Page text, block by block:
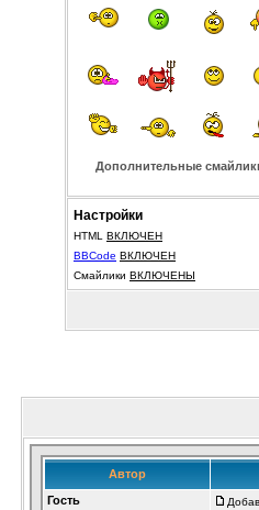
Дополнительные
Настройки
HTML ВКЛЮЧЕН
BBCode ВКЛЮЧЕН
Смайлики ВКЛЮЧЕНЫ